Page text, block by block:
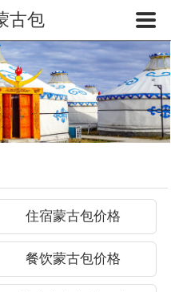
蒙古包产品
蒙古包价格
蒙古包图片
新闻案例
蒙古包厂家
古包
住宿蒙古包价格
餐饮蒙古包价格